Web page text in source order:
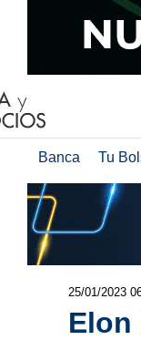
Banca Tu
25/01/2023
Elon